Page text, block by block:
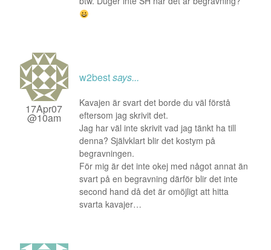
17Apr07
@10am
w2bestsays...
Kavajen är svart det borde du väl förstå
eftersom jag skrivit det.
Jag har väl inte skrivit vad jag tänkt ha till
denna? Självklart blir det kostym på
begravningen.
För mig är det inte okej med något annat än
svart på en begravning därför blir det inte
second hand då det är omöjligt att hitta
svarta kavajer…